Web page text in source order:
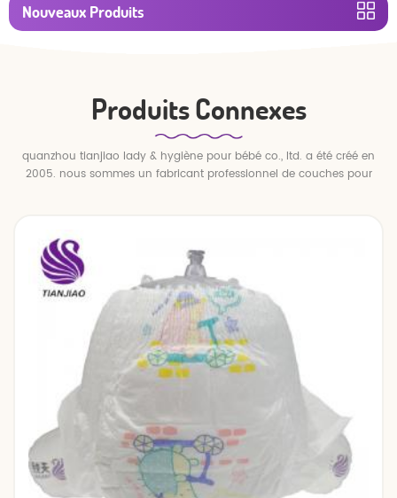
Nouveaux Produits
Produits Connexes
quanzhou tianjiao lady & hygiène pour bébé co., ltd. a été créé en
2005. nous sommes un fabricant professionnel de couches pour